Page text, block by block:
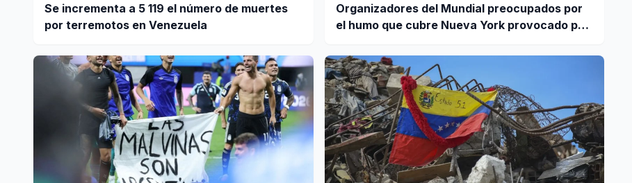
Se incrementa a 5 119 el número de muertes
por terremotos en Venezuela
Organizadores del Mundial preocupados por
el humo que cubre Nueva York provocado por